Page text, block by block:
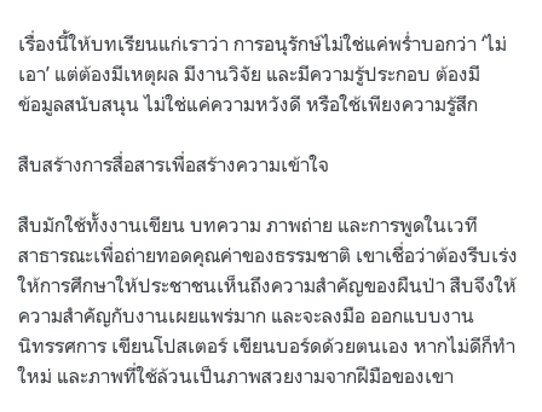
เรื่องนี้ให้บทเรียนแก่เราว่า การอนุรักษ์ไม่ใช่แค่พร่ำบอกว่า ‘ไม่
เอา’ แต่ต้องมีเหตุผล มีงานวิจัย และมีความรู้ประกอบ ต้องมี
ข้อมูลสนับสนุน ไม่ใช่แค่ความหวังดี หรือใช้เพียงความรู้สึก
สืบสร้างการสื่อสารเพื่อสร้างความเข้าใจ
สืบมักใช้ทั้งงานเขียน บทความ ภาพถ่าย และการพูดในเวที
สาธารณะเพื่อถ่ายทอดคุณค่าของธรรมชาติ เขาเชื่อว่าต้องรีบเร่ง
ให้การศึกษาให้ประชาชนเห็นถึงความสำคัญของผืนป่า สืบจึงให้
ความสำคัญกับงานเผยแพร่มาก และจะลงมือ ออกแบบงาน
นิทรรศการ เขียนโปสเตอร์ เขียนบอร์ดด้วยตนเอง หากไม่ดีก็ทำ
ใหม่ และภาพที่ใช้ล้วนเป็นภาพสวยงามจากฝีมือของเขา